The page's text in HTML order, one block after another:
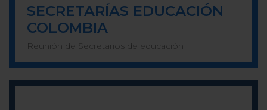
SECRETARÍAS EDUCACIÓN
COLOMBIA
Reunión de Secretarios de educación